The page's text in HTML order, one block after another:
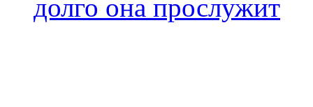
долго она прослужит